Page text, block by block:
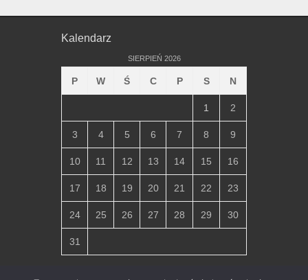
Kalendarz
SIERPIEŃ 2026
P W Ś C P S N
1 2
3 4 5 6 7 8 9
10 11 12 13 14 15 16
17 18 19 20 21 22 23
24 25 26 27 28 29 30
31